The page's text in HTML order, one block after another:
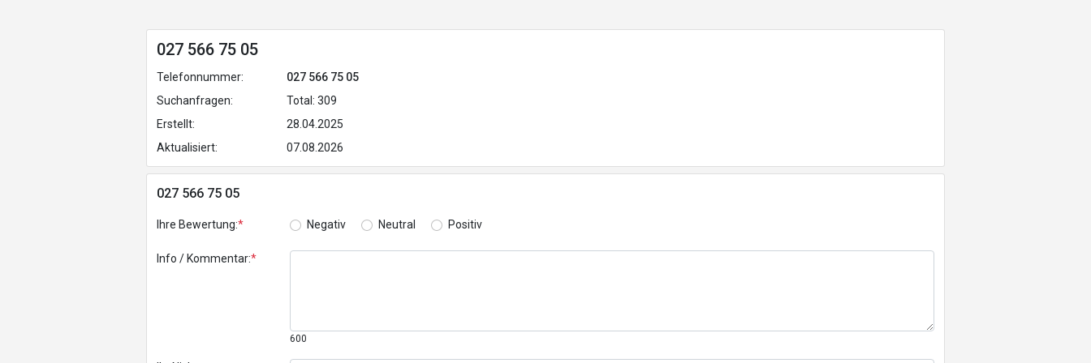
027 566 75 05
Telefonnummer:
027 566 75 05
Suchanfragen:
Total: 309
Erstellt:
28.04.2025
Aktualisiert:
07.08.2026
027 566 75 05
Ihre Bewertung:* Negativ Neutral Positiv
Info / Kommentar:*
600